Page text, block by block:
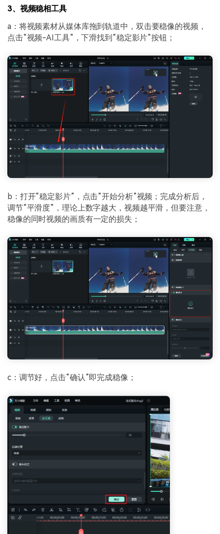
3、视频稳相工具
a：将视频素材从媒体库拖到轨道中，双击要稳像的视频，
点击“视频-AI工具”，下滑找到“稳定影片”按钮；
b：打开“稳定影片”，点击“开始分析”视频；完成分析后，
调节“平滑度”，理论上数字越大，视频越平滑，但要注意，
稳像的同时视频的画质有一定的损失；
c：调节好，点击“确认”即完成稳像；